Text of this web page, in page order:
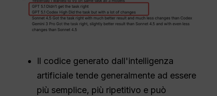
Il codice generato dall'intelligenza
artificiale tende generalmente ad essere
più semplice, più ripetitivo e può